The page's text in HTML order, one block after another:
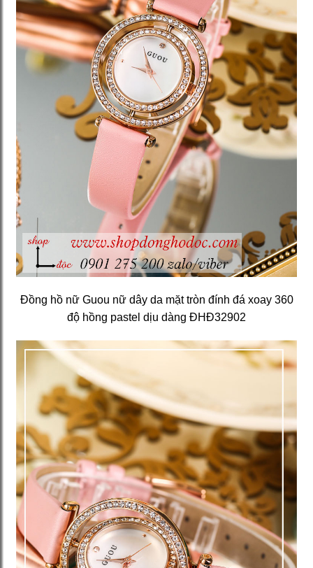
Đồng hồ nữ Guou nữ dây da mặt tròn đính đá xoay 360
độ hồng pastel dịu dàng ĐHĐ32902